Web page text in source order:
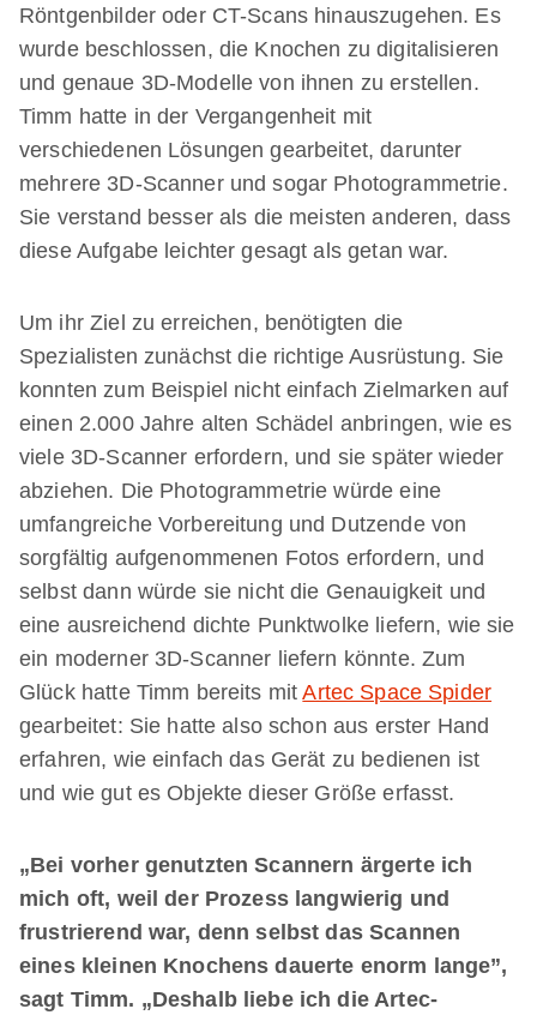
Röntgenbilder oder CT-Scans hinauszugehen. Es
wurde beschlossen, die Knochen zu digitalisieren
und genaue 3D-Modelle von ihnen zu erstellen.
Timm hatte in der Vergangenheit mit
verschiedenen Lösungen gearbeitet, darunter
mehrere 3D-Scanner und sogar Photogrammetrie.
Sie verstand besser als die meisten anderen, dass
diese Aufgabe leichter gesagt als getan war.
Um ihr Ziel zu erreichen, benötigten die
Spezialisten zunächst die richtige Ausrüstung. Sie
konnten zum Beispiel nicht einfach Zielmarken auf
einen 2.000 Jahre alten Schädel anbringen, wie es
viele 3D-Scanner erfordern, und sie später wieder
abziehen. Die Photogrammetrie würde eine
umfangreiche Vorbereitung und Dutzende von
sorgfältig aufgenommenen Fotos erfordern, und
selbst dann würde sie nicht die Genauigkeit und
eine ausreichend dichte Punktwolke liefern, wie sie
ein moderner 3D-Scanner liefern könnte. Zum
Glück hatte Timm bereits mitArtec Space Spider
gearbeitet: Sie hatte also schon aus erster Hand
erfahren, wie einfach das Gerät zu bedienen ist
und wie gut es Objekte dieser Größe erfasst.
„Bei vorher genutzten Scannern ärgerte ich
mich oft, weil der Prozess langwierig und
frustrierend war, denn selbst das Scannen
eines kleinen Knochens dauerte enorm lange”,
sagt Timm. „Deshalb liebe ich die Artec-